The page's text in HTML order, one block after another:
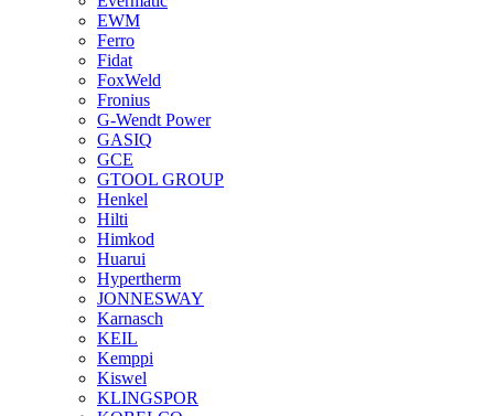
EWM
Ferro
Fidat
FoxWeld
Fronius
G-Wendt Power
GASIQ
GCE
GTOOL GROUP
Henkel
Hilti
Himkod
Huarui
Hypertherm
JONNESWAY
Karnasch
KEIL
Kemppi
Kiswel
KLINGSPOR